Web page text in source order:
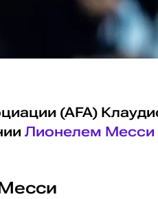
(AFA)
Лионелем Месси